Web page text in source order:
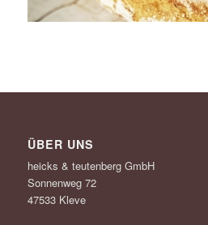
ÜBER UNS
heicks & teutenberg GmbH
Sonnenweg 72
47533 Kleve